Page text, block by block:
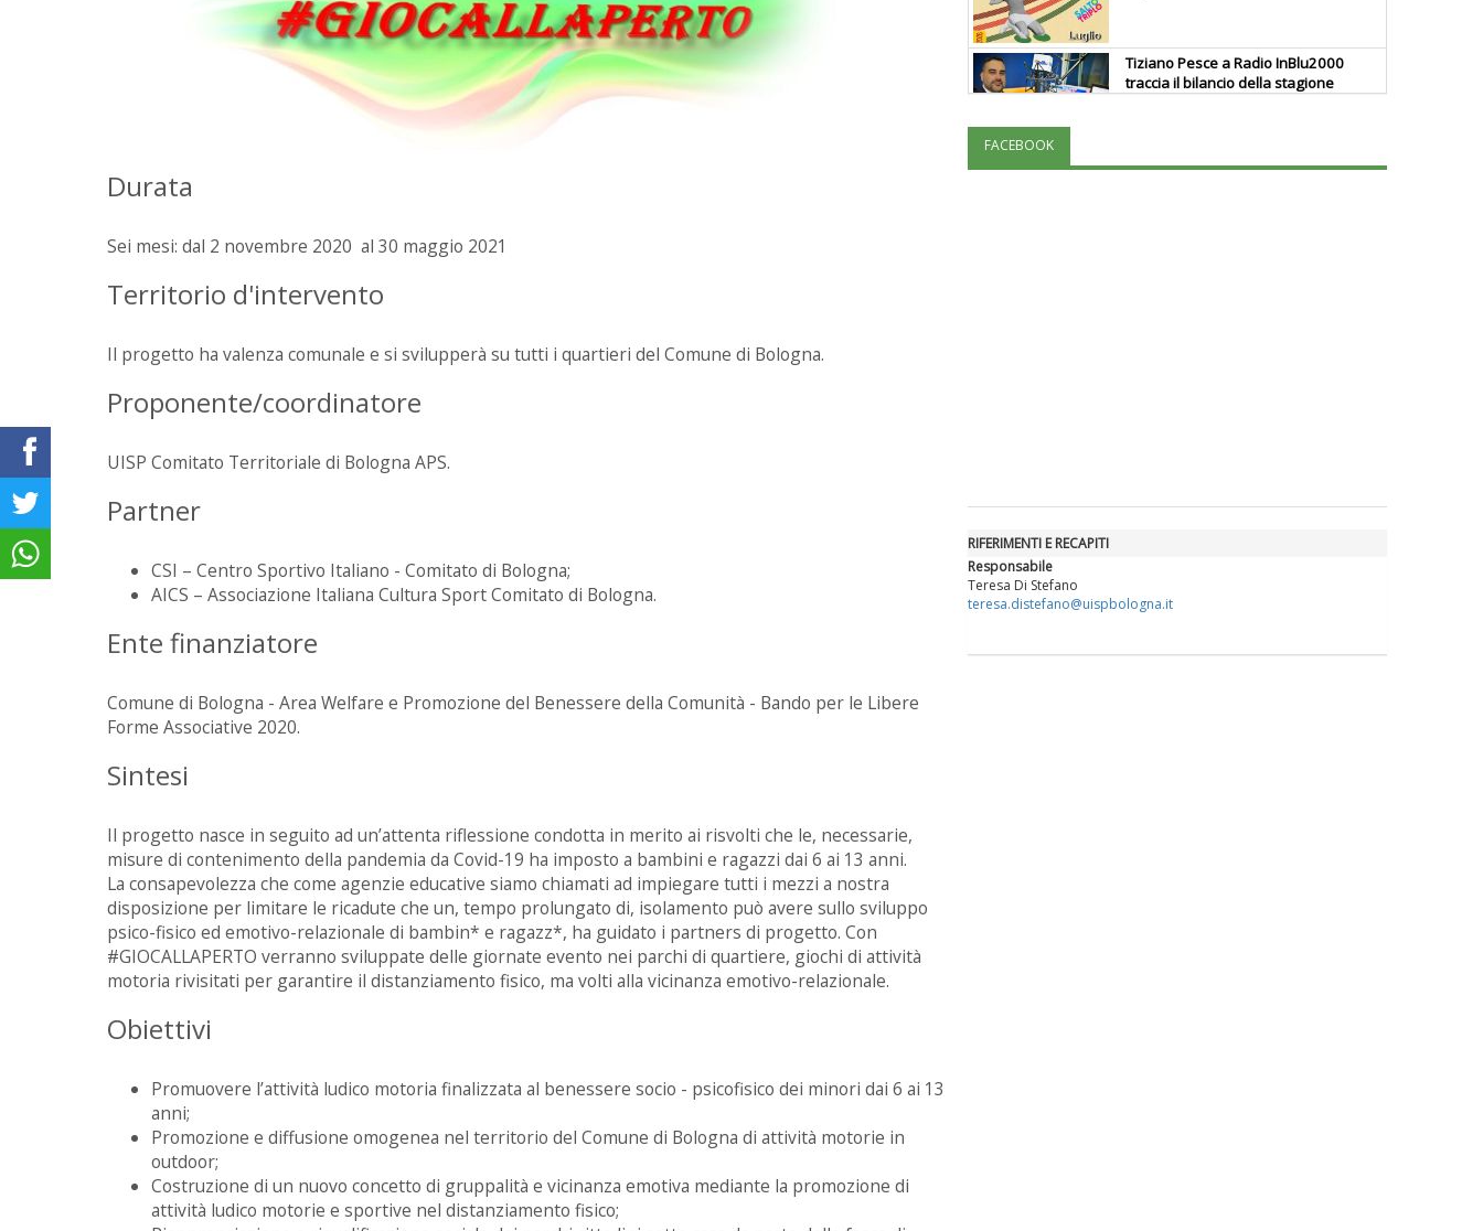
Durata
Sei mesi: dal 2 novembre 2020 al 30 maggio 2021
Territorio d'intervento
Il progetto ha valenza comunale e si svilupperà su tutti i quartieri del Comune di Bologna.
Proponente/coordinatore
UISP Comitato Territoriale di Bologna APS.
Partner
CSI – Centro Sportivo Italiano - Comitato di Bologna;
AICS – Associazione Italiana Cultura Sport Comitato di Bologna.
Ente finanziatore
Comune di Bologna - Area Welfare e Promozione del Benessere della Comunità - Bando per le Libere
Forme Associative 2020.
Sintesi
Il progetto nasce in seguito ad un’attenta riflessione condotta in merito ai risvolti che le, necessarie,
misure di contenimento della pandemia da Covid-19 ha imposto a bambini e ragazzi dai 6 ai 13 anni.
La consapevolezza che come agenzie educative siamo chiamati ad impiegare tutti i mezzi a nostra
disposizione per limitare le ricadute che un, tempo prolungato di, isolamento può avere sullo sviluppo
psico-fisico ed emotivo-relazionale di bambin* e ragazz*, ha guidato i partners di progetto. Con
#GIOCALLAPERTO verranno sviluppate delle giornate evento nei parchi di quartiere, giochi di attività
motoria rivisitati per garantire il distanziamento fisico, ma volti alla vicinanza emotivo-relazionale.
Obiettivi
Promuovere l’attività ludico motoria finalizzata al benessere socio - psicofisico dei minori dai 6 ai 13
anni;
Promozione e diffusione omogenea nel territorio del Comune di Bologna di attività motorie in
outdoor;
Costruzione di un nuovo concetto di gruppalità e vicinanza emotiva mediante la promozione di
attività ludico motorie e sportive nel distanziamento fisico;
Tiziano Pesce a Radio InBlu2000
traccia il bilancio della stagione
FACEBOOK
RIFERIMENTI E RECAPITI
Responsabile
Teresa Di Stefano
teresa.distefano@uispbologna.it